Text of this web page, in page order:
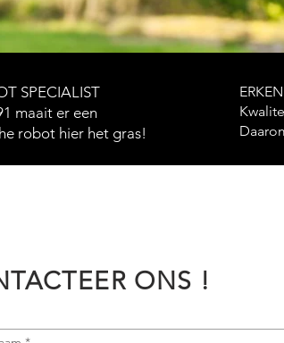
SPECIALIST
maait er een
robot hier het gras!
ONS !